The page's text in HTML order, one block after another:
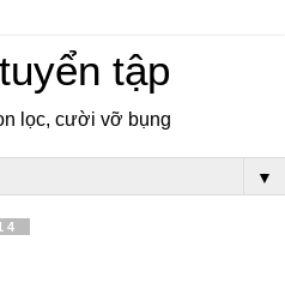
tập
lọc, cười vỡ bụng
▼